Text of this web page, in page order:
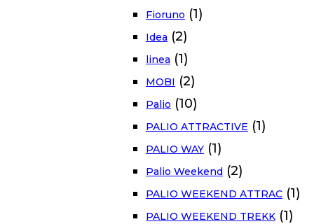
Fioruno (1)
Idea (2)
linea (1)
MOBI (2)
Palio (10)
PALIO ATTRACTIVE (1)
PALIO WAY (1)
Palio Weekend (2)
PALIO WEEKEND ATTRAC (1)
PALIO WEEKEND TREKK (1)